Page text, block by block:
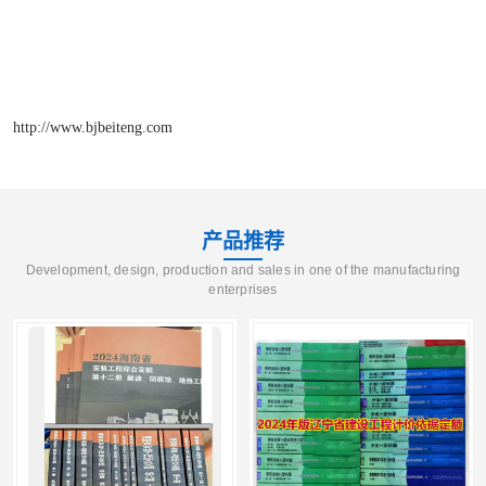
http://www.bjbeiteng.com
产品推荐
Development, design, production and sales in one of the manufacturing
enterprises